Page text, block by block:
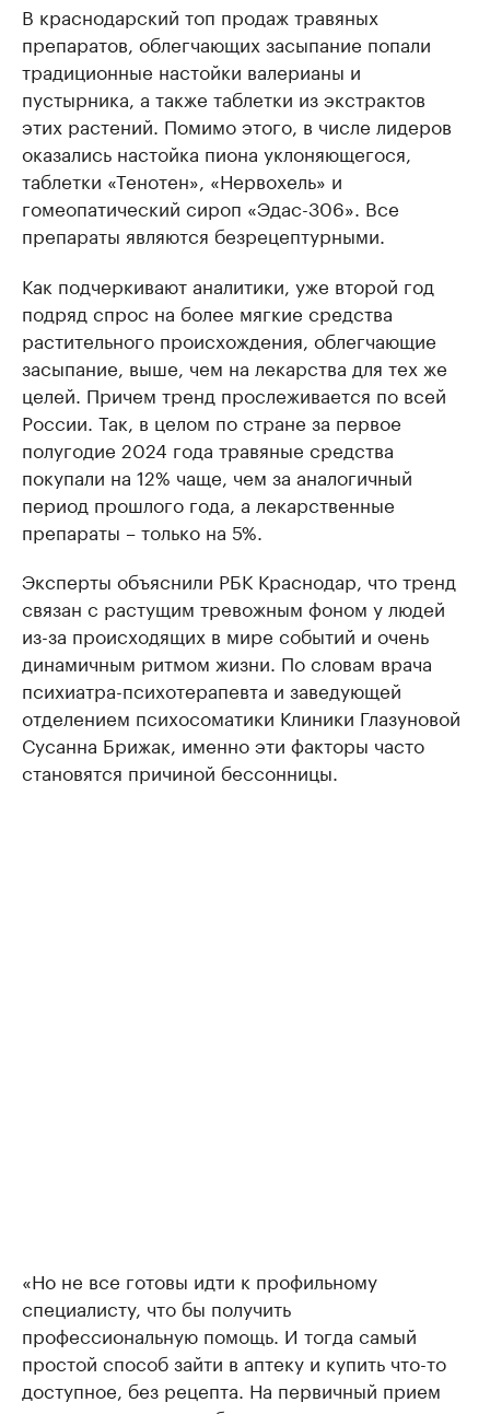
В краснодарский топ продаж травяных
препаратов, облегчающих засыпание попали
традиционные настойки валерианы и
пустырника, а также таблетки из экстрактов
этих растений. Помимо этого, в числе лидеров
оказались настойка пиона уклоняющегося,
таблетки «Тенотен», «Нервохель» и
гомеопатический сироп «Эдас-306». Все
препараты являются безрецептурными.
Как подчеркивают аналитики, уже второй год
подряд спрос на более мягкие средства
растительного происхождения, облегчающие
засыпание, выше, чем на лекарства для тех же
целей. Причем тренд прослеживается по всей
России. Так, в целом по стране за первое
полугодие 2024 года травяные средства
покупали на 12% чаще, чем за аналогичный
период прошлого года, а лекарственные
препараты – только на 5%.
Эксперты объяснили РБК Краснодар, что тренд
связан с растущим тревожным фоном у людей
из-за происходящих в мире событий и очень
динамичным ритмом жизни. По словам врача
психиатра-психотерапевта и заведующей
отделением психосоматики Клиники Глазуновой
Сусанна Брижак, именно эти факторы часто
становятся причиной бессонницы.
«Но не все готовы идти к профильному
специалисту, что бы получить
профессиональную помощь. И тогда самый
простой способ зайти в аптеку и купить что-то
доступное, без рецепта. На первичный прием